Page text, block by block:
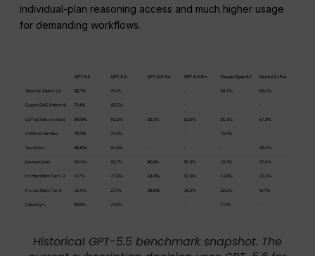
individual-plan reasoning access and much higher usage
for demanding workflows.
Historical GPT-5.5 benchmark snapshot. The